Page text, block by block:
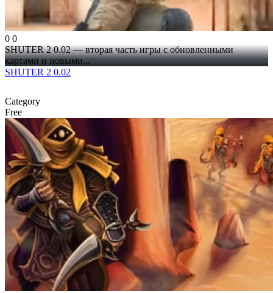
0 0
SHUTER 2 0.02 — вторая часть игры с обновленными
картами и новыми...
SHUTER 2 0.02
Category
Free